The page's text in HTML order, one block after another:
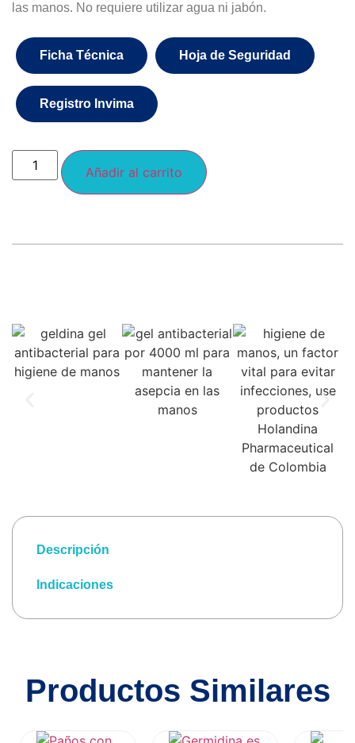
las manos. No requiere utilizar agua ni jabón.
Ficha Técnica Hoja de Seguridad
Registro Invima
Añadir al carrito
Descripción
Indicaciones
Productos Similares